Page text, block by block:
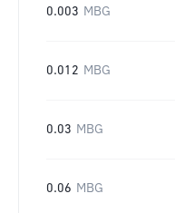
0.003 MBG
0.012 MBG
0.03 MBG
0.06 MBG